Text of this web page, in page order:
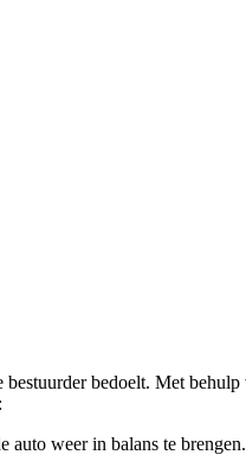
bedoelt. Met
weer in balans te